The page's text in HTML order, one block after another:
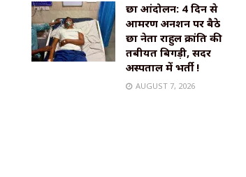
छात्र आंदोलन: 4 दिन से
आमरण अनशन पर बैठे
छात्र नेता राहुल क्रांति की
तबीयत बिगड़ी, सदर
अस्पताल में भर्ती !
AUGUST 7, 2026